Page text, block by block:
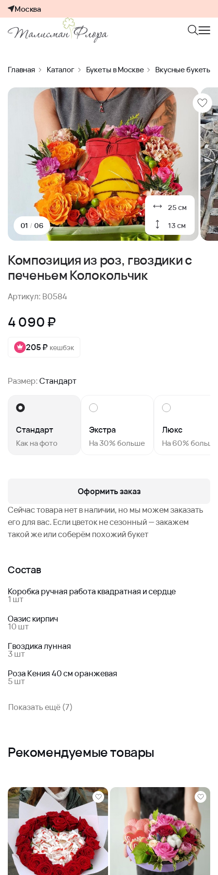
Москва
Главная Каталог Букеты в Москве Вкусные букеты
25 см
13 см
01 / 06
Композиция из роз, гвоздики с
печеньем Колокольчик
Артикул: B0584
4 090 ₽
205 ₽ кешбэк
Размер:Стандарт
Стандарт
Как на фото
Экстра
На 30% больше
Люкс
На 60% больше
Оформить заказ
Сейчас товара нет в наличии, но мы можем заказать
его для вас. Если цветок не сезонный — закажем
такой же или соберём похожий букет
Состав
Коробка ручная работа квадратная и сердце
1 шт
Оазис кирпич
10 шт
Гвоздика лунная
3 шт
Роза Кения 40 см оранжевая
5 шт
Показать ещё (7)
Рекомендуемые товары